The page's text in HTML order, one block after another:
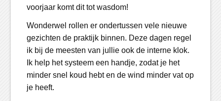
voorjaar komt dit tot wasdom!
Wonderwel rollen er ondertussen vele nieuwe
gezichten de praktijk binnen. Deze dagen regel
ik bij de meesten van jullie ook de interne klok.
Ik help het systeem een handje, zodat je het
minder snel koud hebt en de wind minder vat op
je heeft.